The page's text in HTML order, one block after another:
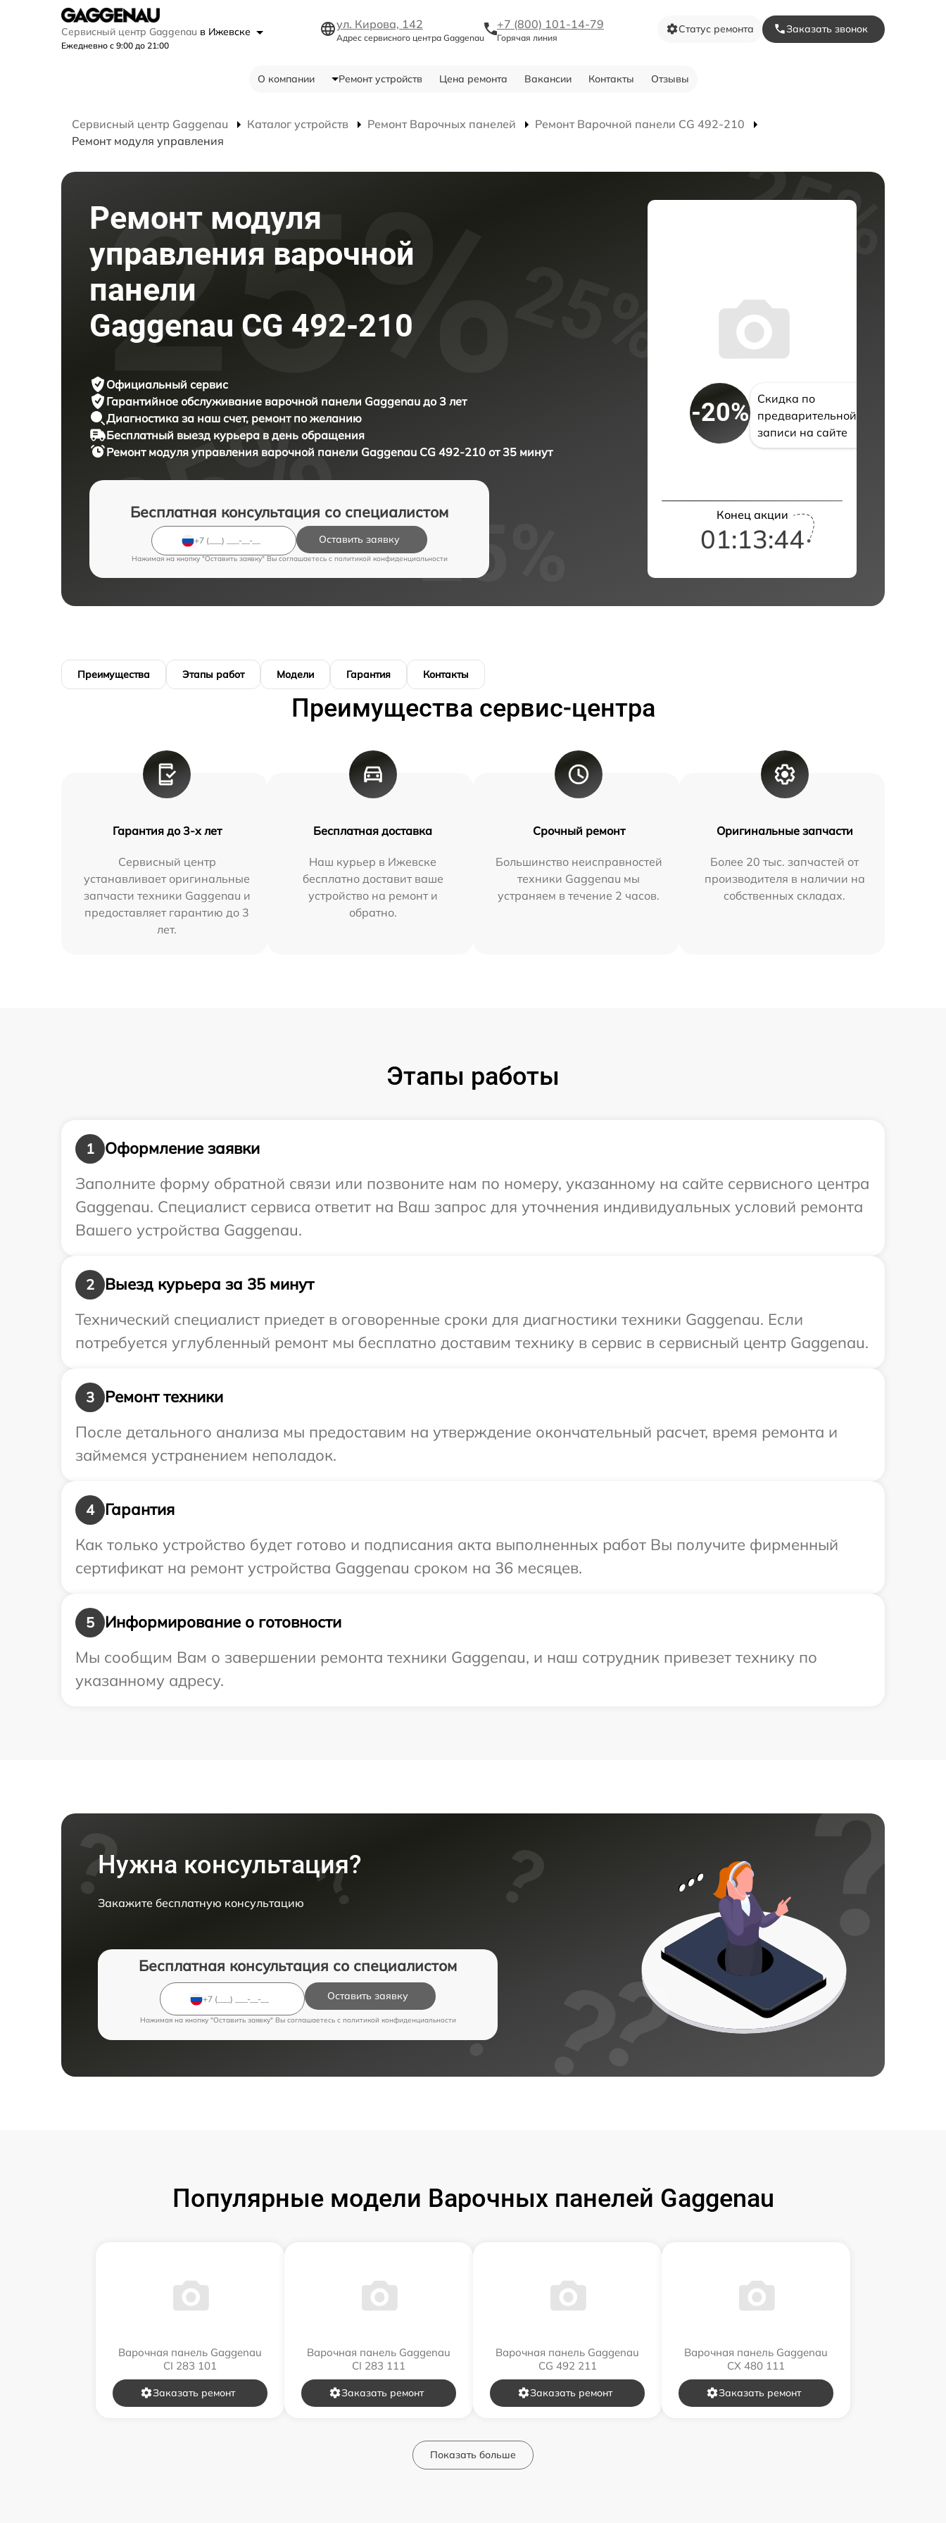
Сервисный центр Gaggenau в Ижевске
Ежедневно с 9:00 до 21:00
ул. Кирова, 142
Адрес сервисного центра Gaggenau
+7 (800) 101-14-79
Горячая линия
Статус ремонта Заказать звонок
О компании Ремонт устройств Цена ремонта Вакансии Контакты Отзывы
Сервисный центр Gaggenau Каталог устройств Ремонт Варочных панелей
Ремонт Варочной панели CG 492-210
Ремонт модуля управления
Ремонт модуля
управления варочной
панели
Gaggenau CG 492-210
Официальный сервис
Гарантийное обслуживание варочной панели Gaggenau до 3 лет
Диагностика за наш счет, ремонт по желанию
Бесплатный выезд курьера в день обращения
Ремонт модуля управления варочной панели Gaggenau CG 492-210 от 35 минут
Бесплатная консультация со специалистом
Оставить заявку
Нажимая на кнопку "Оставить заявку" Вы соглашаетесь c политикой конфиденциальности
-20%
Скидка по
предварительной
записи на сайте
Конец акции
01:13:43
Преимущества Этапы работ Модели Гарантия Контакты
Преимущества сервис-центра
Гарантия до 3-х лет
Сервисный центр
устанавливает оригинальные
запчасти техники Gaggenau и
предоставляет гарантию до 3
лет.
Бесплатная доставка
Наш курьер в Ижевске
бесплатно доставит ваше
устройство на ремонт и
обратно.
Срочный ремонт
Большинство неисправностей
техники Gaggenau мы
устраняем в течение 2 часов.
Оригинальные запчасти
Более 20 тыс. запчастей от
производителя в наличии на
собственных складах.
Этапы работы
1
Оформление заявки
Заполните форму обратной связи или позвоните нам по номеру, указанному на сайте сервисного центра
Gaggenau. Специалист сервиса ответит на Ваш запрос для уточнения индивидуальных условий ремонта
Вашего устройства Gaggenau.
2
Выезд курьера за 35 минут
Технический специалист приедет в оговоренные сроки для диагностики техники Gaggenau. Если
потребуется углубленный ремонт мы бесплатно доставим технику в сервис в сервисный центр Gaggenau.
3
Ремонт техники
После детального анализа мы предоставим на утверждение окончательный расчет, время ремонта и
займемся устранением неполадок.
4
Гарантия
Как только устройство будет готово и подписания акта выполненных работ Вы получите фирменный
сертификат на ремонт устройства Gaggenau сроком на 36 месяцев.
5
Информирование о готовности
Мы сообщим Вам о завершении ремонта техники Gaggenau, и наш сотрудник привезет технику по
указанному адресу.
Нужна консультация?
Закажите бесплатную консультацию
Бесплатная консультация со специалистом
Оставить заявку
Нажимая на кнопку "Оставить заявку" Вы соглашаетесь c политикой конфиденциальности
Популярные модели Варочных панелей Gaggenau
Варочная панель Gaggenau
CI 283 101
Заказать ремонт
Варочная панель Gaggenau
CI 283 111
Заказать ремонт
Варочная панель Gaggenau
CG 492 211
Заказать ремонт
Варочная панель Gaggenau
CX 480 111
Заказать ремонт
Показать больше